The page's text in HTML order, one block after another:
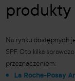
produkty
Na rynku dostępnych
SPF. Oto kilka
przeznaczeniem:
La Roche-Posay